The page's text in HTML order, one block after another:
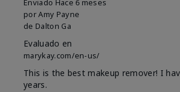
Enviado Hace 6 meses
porAmy Payne
de Dalton Ga
Evaluado en
marykay.com/en-us/
This is the best makeup remover! I
years.